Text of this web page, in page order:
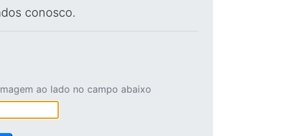
conosco.
ao lado no campo abaixo